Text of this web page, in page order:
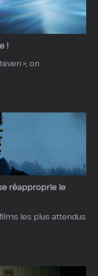
!
», on
réapproprie le
les plus attendus